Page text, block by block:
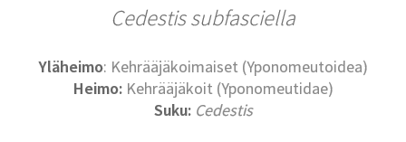
Cedestis subfasciella
Yläheimo: Kehrääjäkoimaiset (Yponomeutoidea)
Heimo:Kehrääjäkoit (Yponomeutidae)
Suku: Cedestis